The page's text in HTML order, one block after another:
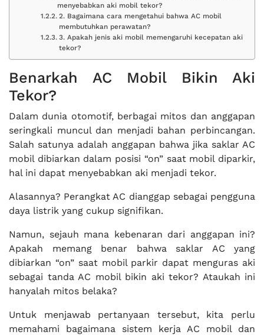
menyebabkan aki mobil tekor?
2. Bagaimana cara mengetahui bahwa AC mobil
membutuhkan perawatan?
3. Apakah jenis aki mobil memengaruhi kecepatan aki
tekor?
Benarkah AC Mobil Bikin Aki
Tekor?
Dalam dunia otomotif, berbagai mitos dan anggapan
seringkali muncul dan menjadi bahan perbincangan.
Salah satunya adalah anggapan bahwa jika saklar AC
mobil dibiarkan dalam posisi “on” saat mobil diparkir,
hal ini dapat menyebabkan aki menjadi tekor.
Alasannya? Perangkat AC dianggap sebagai pengguna
daya listrik yang cukup signifikan.
Namun, sejauh mana kebenaran dari anggapan ini?
Apakah memang benar bahwa saklar AC yang
dibiarkan “on” saat mobil parkir dapat menguras aki
sebagai tanda AC mobil bikin aki tekor? Ataukah ini
hanyalah mitos belaka?
Untuk menjawab pertanyaan tersebut, kita perlu
memahami bagaimana sistem kerja AC mobil dan